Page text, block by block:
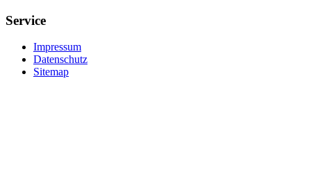
Service
Impressum
Datenschutz
Sitemap